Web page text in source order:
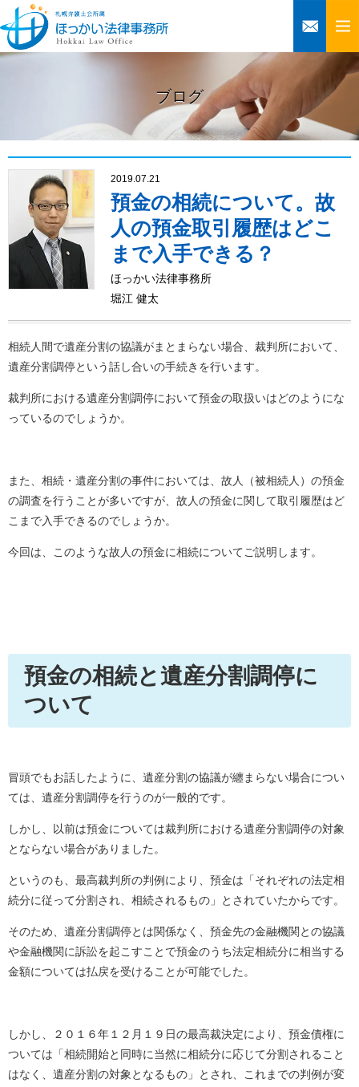
ブログ
2019.07.21
預金の相続について。故
人の預金取引履歴はどこ
まで入手できる？
ほっかい法律事務所
堀江 健太
相続人間で遺産分割の協議がまとまらない場合、裁判所において、
遺産分割調停という話し合いの手続きを行います。
裁判所における遺産分割調停において預金の取扱いはどのようにな
っているのでしょうか。
また、相続・遺産分割の事件においては、故人（被相続人）の預金
の調査を行うことが多いですが、故人の預金に関して取引履歴はど
こまで入手できるのでしょうか。
今回は、このような故人の預金に相続についてご説明します。
預金の相続と遺産分割調停に
ついて
冒頭でもお話したように、遺産分割の協議が纏まらない場合につい
ては、遺産分割調停を行うのが一般的です。
しかし、以前は預金については裁判所における遺産分割調停の対象
とならない場合がありました。
というのも、最高裁判所の判例により、預金は「それぞれの法定相
続分に従って分割され、相続されるもの」とされていたからです。
そのため、遺産分割調停とは関係なく、預金先の金融機関との協議
や金融機関に訴訟を起こすことで預金のうち法定相続分に相当する
金額については払戻を受けることが可能でした。
しかし、２０１６年１２月１９日の最高裁決定により、預金債権に
ついては「相続開始と同時に当然に相続分に応じて分割されること
はなく、遺産分割の対象となるもの」とされ、これまでの判例が変